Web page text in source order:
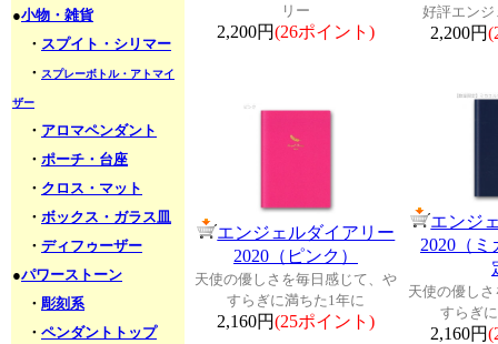
●小物・雑貨
・ スプイト・シリマー
・ スプレーボトル・アトマイ
ザー
・ アロマペンダント
・ ポーチ・台座
・ クロス・マット
・ ボックス・ガラス皿
・ ディフゥーザー
●パワーストーン
・ 彫刻系
・ ペンダントトップ
リー
2,200円(26ポイント)
好評エン
2,200円
エンジェルダイアリー
2020（ピンク）
天使の優しさを毎日感じて、や
すらぎに満ちた1年に
2,160円(25ポイント)
エンジ
2020（
天使の優し
すらぎ
2,160円